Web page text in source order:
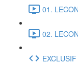
01.
02.